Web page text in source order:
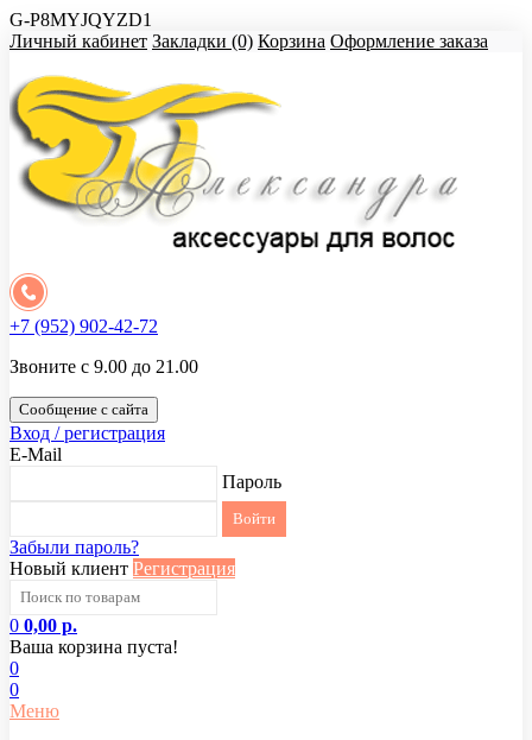
G-P8MYJQYZD1
Личный кабинет Закладки (0) Корзина Оформление заказа
+7 (952) 902-42-72
Звоните с 9.00 до 21.00
Сообщение с сайта
Вход / регистрация
E-Mail
Пароль
Забыли пароль?
Новый клиент Регистрация
0 0,00 р.
Ваша корзина пуста!
0
0
Меню